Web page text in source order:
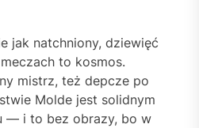
jak natchniony, dziewięć
to kosmos.
mistrz, też depcze po
Molde jest solidnym
— i to bez obrazy, bo w